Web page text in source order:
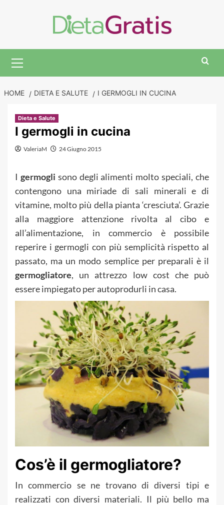
Menu
HOME DIETA E SALUTE I GERMOGLI IN CUCINA
Dieta e Salute
I germogli in cucina
ValeriaM 24 Giugno 2015
I germogli sono degli alimenti molto speciali, che
contengono una miriade di sali minerali e di
vitamine, molto più della pianta ‘cresciuta’. Grazie
alla maggiore attenzione rivolta al cibo e
all’alimentazione, in commercio è possibile
reperire i germogli con più semplicità rispetto al
passato, ma un modo semplice per preparali è il
germogliatore, un attrezzo low cost che può
essere impiegato per autoprodurli in casa.
Cos’è il germogliatore?
In commercio se ne trovano di diversi tipi e
realizzati con diversi materiali. Il più bello ma